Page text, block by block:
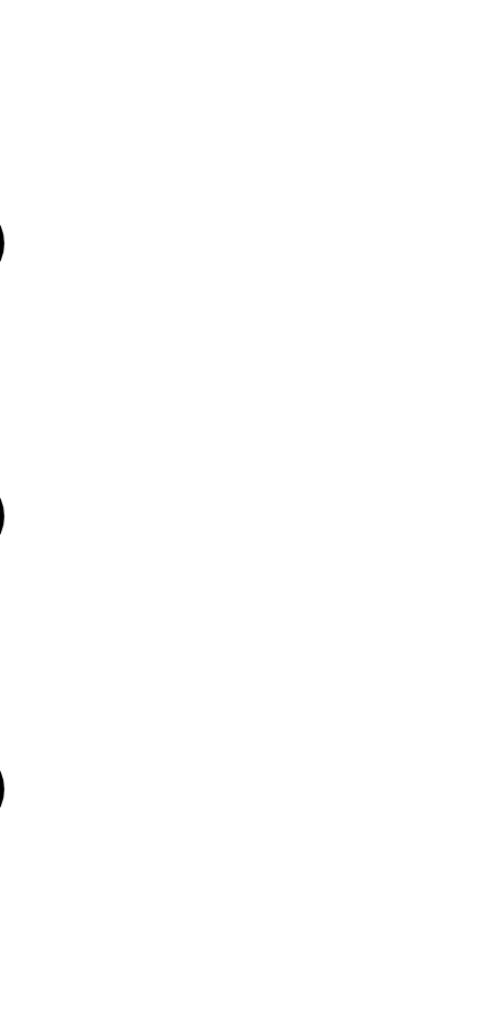
d'information sur le livre
d'information sur le livre
d'information sur le livre